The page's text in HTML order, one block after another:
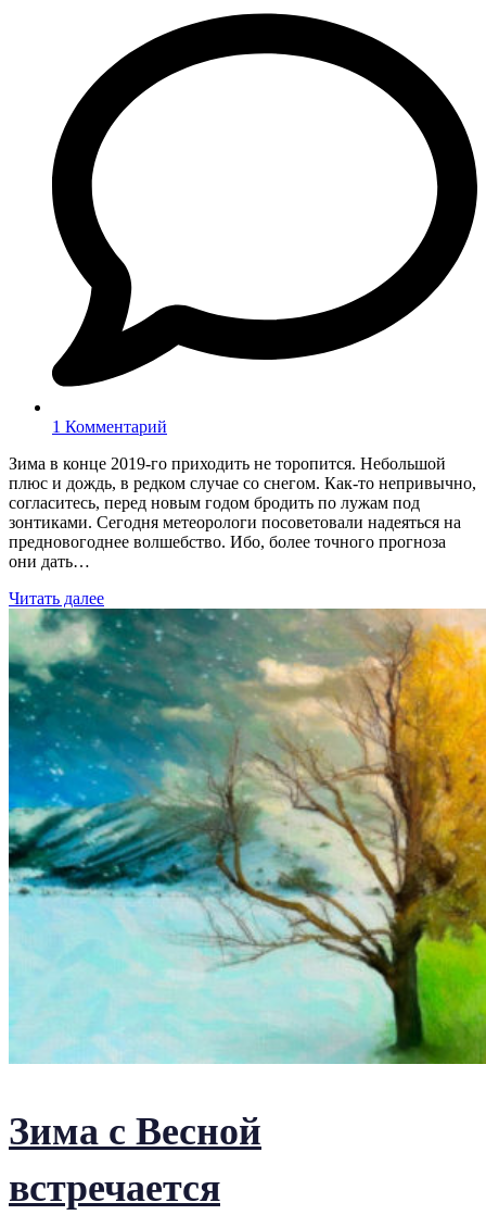
1 Комментарий
Зима в конце 2019-го приходить не торопится. Небольшой
плюс и дождь, в редком случае со снегом. Как-то непривычно,
согласитесь, перед новым годом бродить по лужам под
зонтиками. Сегодня метеорологи посоветовали надеяться на
предновогоднее волшебство. Ибо, более точного прогноза
они дать…
Читать далее
Зима с Весной
встречается